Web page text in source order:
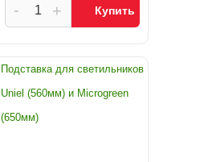
+
- Купить
Подставка для светильников
Uniel (560мм) и Microgreen
(650мм)